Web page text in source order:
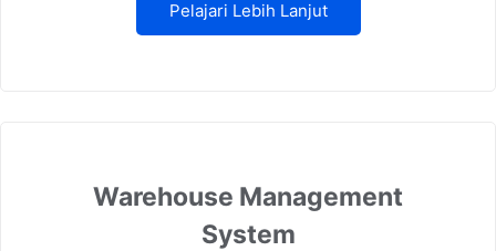
Pelajari Lebih Lanjut
Warehouse Management
System